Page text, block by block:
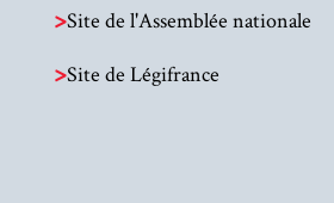
>Site de l'Assemblée nationale
>Site de Légifrance